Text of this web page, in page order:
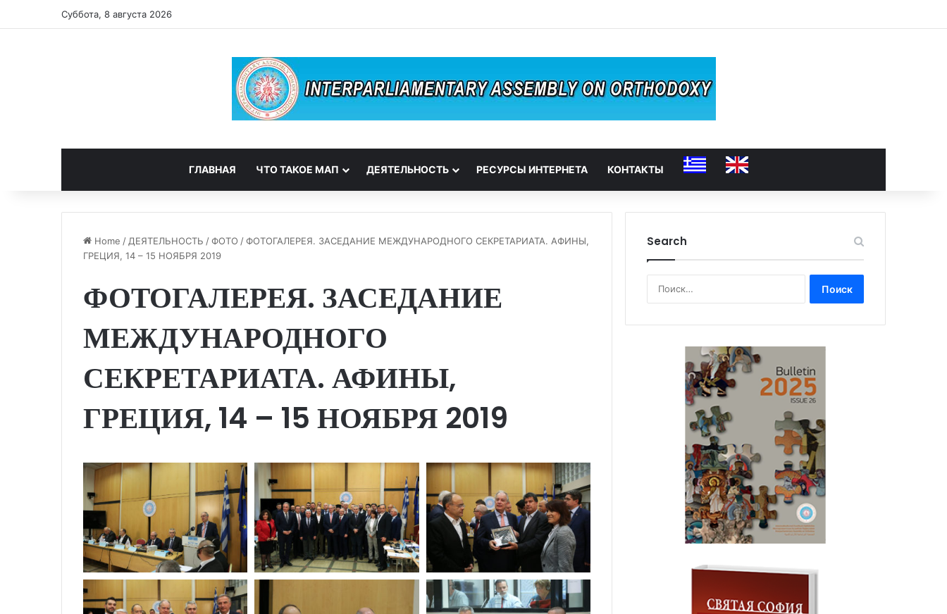
Суббота, 8 августа 2026
ГЛАВНАЯ ЧТО ТАКОЕ МАП ДЕЯТЕЛЬНОСТЬ РЕСУРСЫ ИНТЕРНЕТА КОНТАКТЫ
Home / ДЕЯТЕЛЬНОСТЬ /ФОТО /ФОТОГАЛЕРЕЯ. ЗАСЕДАНИЕ МЕЖДУНАРОДНОГО СЕКРЕТАРИАТА. АФИНЫ,
ГРЕЦИЯ, 14 – 15 НОЯБРЯ 2019
ФОТОГАЛЕРЕЯ. ЗАСЕДАНИЕ
МЕЖДУНАРОДНОГО
СЕКРЕТАРИАТА. АФИНЫ,
ГРЕЦИЯ, 14 – 15 НОЯБРЯ 2019
Search